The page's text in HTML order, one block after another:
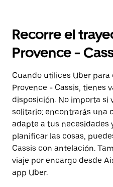
Recorre el
Provence -
Cuando utilices Uber
Provence - Cassis, tienes
disposición. No importa si
solitario: encontrarás una
adapte a tus necesidades
planificar las cosas,
Cassis con antelación.
viaje por encargo desde
app Uber.